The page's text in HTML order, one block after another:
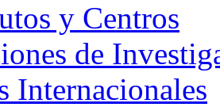
y Centros
de
Internacionales